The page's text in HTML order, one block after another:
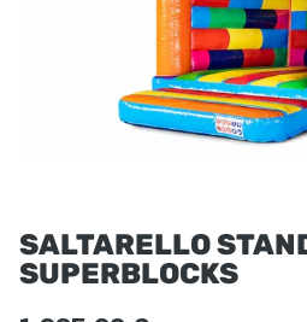
SALTARELLO
SUPERBLOCKS